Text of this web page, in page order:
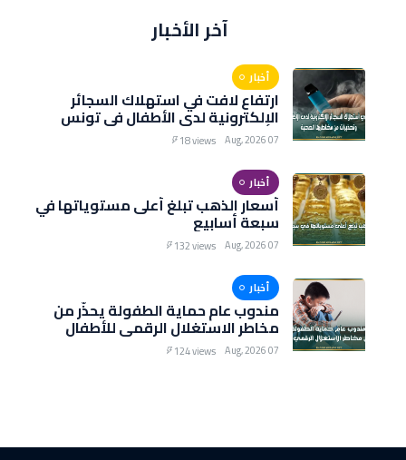
آخر الأخبار
أخبار
ارتفاع لافت في استهلاك السجائر
الإلكترونية لدى الأطفال في تونس
وتحذيرات من مخاطرها الصحية
07 Aug, 2026
18 views
أخبار
أسعار الذهب تبلغ أعلى مستوياتها في
سبعة أسابيع
07 Aug, 2026
132 views
أخبار
مندوب عام حماية الطفولة يحذّر من
مخاطر الاستغلال الرقمي للأطفال
07 Aug, 2026
124 views